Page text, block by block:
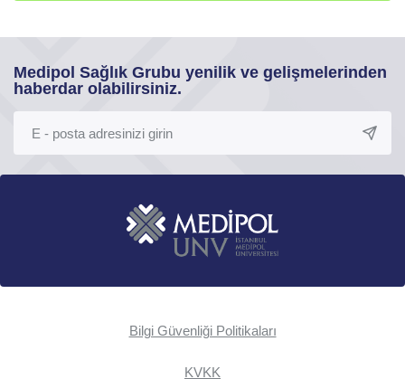
Medipol Sağlık Grubu yenilik ve gelişmelerinden
haberdar olabilirsiniz.
Bilgi Güvenliği Politikaları
KVKK